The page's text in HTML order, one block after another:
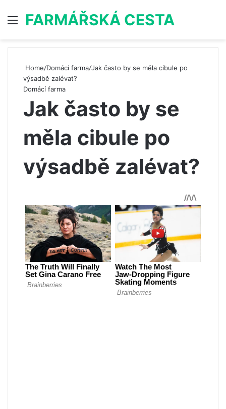
Menu
FARMÁŘSKÁ CESTA
Home/Domácí farma/Jak často by se měla cibule po
výsadbě zalévat?
Domácí farma
Jak často by se
měla cibule po
výsadbě zalévat?